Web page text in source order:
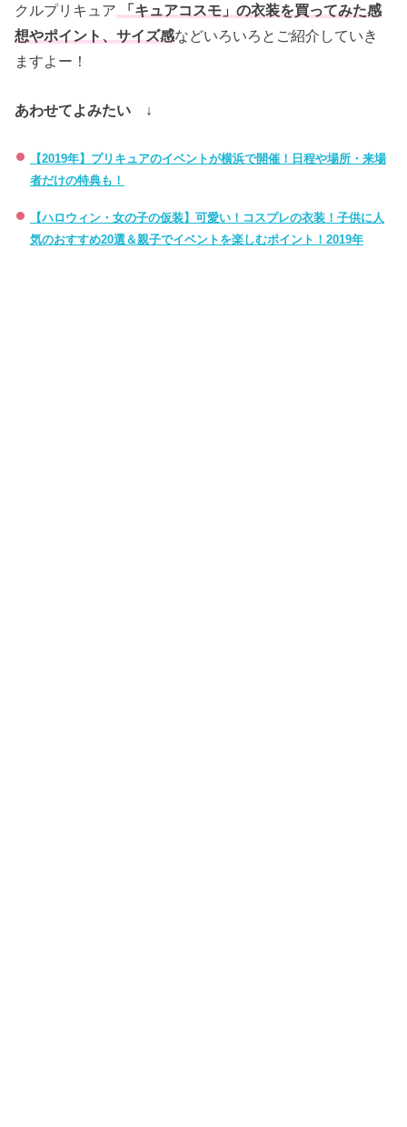
クルプリキュア
「キュアコスモ」の衣装を買ってみた感
想やポイント、サイズ感などいろいろとご紹介していき
ますよー！
あわせてよみたい ↓
【2019年】プリキュアのイベントが横浜で開催！日程や場所・来場
者だけの特典も！
【ハロウィン・女の子の仮装】可愛い！コスプレの衣装！子供に人
気のおすすめ20選＆親子でイベントを楽しむポイント！2019年